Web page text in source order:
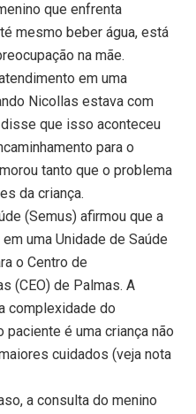
que enfrenta
mesmo beber água, está
na mãe.
em uma
Nicollas estava com
que isso aconteceu
para o
tanto que o problema
da criança.
(Semus) afirmou que a
uma Unidade de Saúde
o Centro de
(CEO) de Palmas. A
complexidade do
é uma criança não
cuidados (veja nota
a consulta do menino